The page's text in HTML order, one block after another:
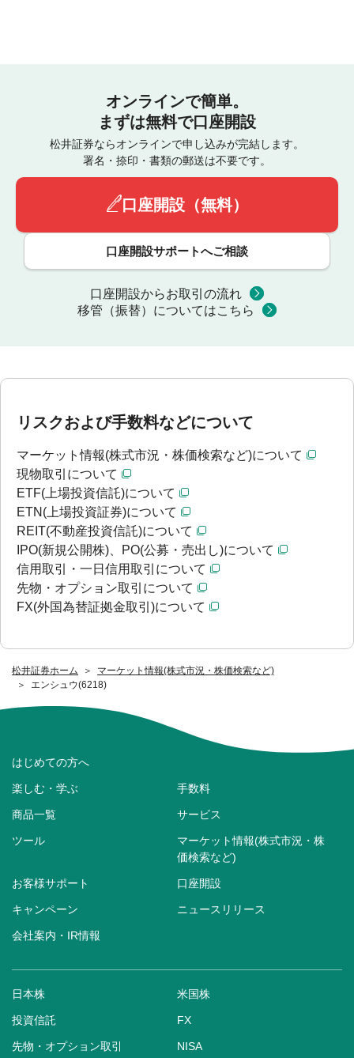
松井証券ホーム
マーケット情報(株式市況・株価検索など)
エンシュウ(6218)
オンラインで簡単。
まずは無料で口座開設
松井証券ならオンラインで申し込みが完結します。
署名・捺印・書類の郵送は不要です。
口座開設（無料）
口座開設サポートへご相談
口座開設からお取引の流れ
移管（振替）についてはこちら
リスクおよび手数料などについて
マーケット情報(株式市況・株価検索など)について
現物取引について
ETF(上場投資信託)について
ETN(上場投資証券)について
REIT(不動産投資信託)について
IPO(新規公開株)、PO(公募・売出し)について
信用取引・一日信用取引について
先物・オプション取引について
FX(外国為替証拠金取引)について
はじめての方へ
楽しむ・学ぶ 手数料
商品一覧 サービス
ツール
マーケット情報(株式市況・株
価検索など)
お客様サポート 口座開設
キャンペーン ニュースリリース
会社案内・IR情報
日本株 米国株
投資信託 FX
先物・オプション取引 NISA